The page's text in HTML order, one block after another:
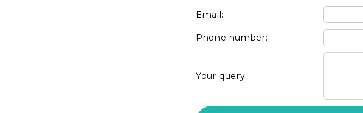
Email:
Phone number:
Your query: